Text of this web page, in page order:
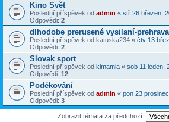
Kino Svět
Poslední příspěvek od admin « stř 26 březen,
Odpovědi: 2
dlhodobe prerusené vysilaní-
Poslední příspěvek od katuska234 « čtv 13
Odpovědi: 2
Slovak sport
Poslední příspěvek od kimamia « sob 11 leden,
Odpovědi: 12
Poděkování
Poslední příspěvek od admin « pon 23
Odpovědi: 3
Zobrazit témata za předchozí: